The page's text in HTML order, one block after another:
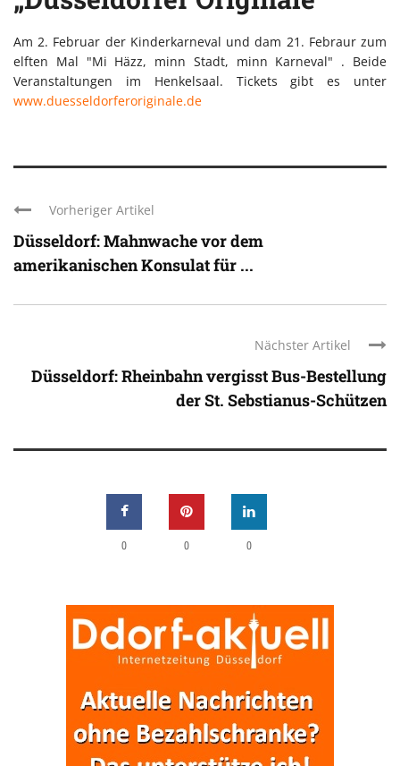
Am 2. Februar der Kinderkarneval und dam 21. Febraur zum
elften Mal "Mi Häzz, minn Stadt, minn Karneval" . Beide
Veranstaltungen im Henkelsaal. Tickets gibt es unter
www.duesseldorferoriginale.de
Vorheriger Artikel
Düsseldorf: Mahnwache vor dem
amerikanischen Konsulat für ...
Nächster Artikel
Düsseldorf: Rheinbahn vergisst Bus-Bestellung
der St. Sebstianus-Schützen
0 0 0